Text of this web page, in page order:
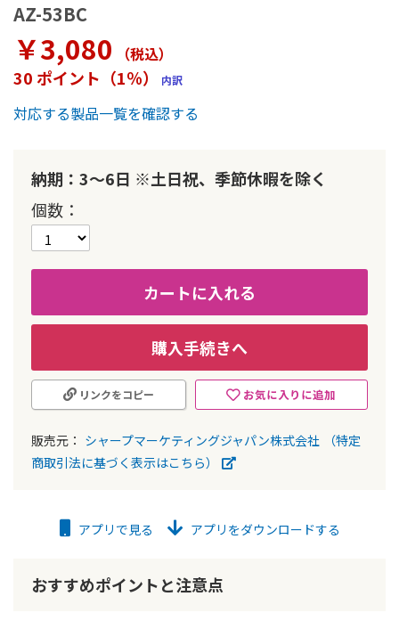
AZ-53BC
￥3,080 （税込）
30 ポイント（1％） 内訳
対応する製品一覧を確認する
納期：3～6日 ※土日祝、季節休暇を除く
個数
カートに入れる
購入手続きへ
お気に入りに追加
リンクをコピー
販売元： シャープマーケティングジャパン株式会社
（特定
商取引法に基づく表示はこちら）
ギ
ャ
ラ
リ
ー
の
最
移
す
る
アプリで見る アプリをダウンロードする
おすすめポイントと注意点